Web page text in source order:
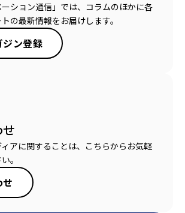
ーション通信」では、コラムのほかに各
の最新情報をお届けします。
ジン登録
アに関することは、こちらからお気軽
。